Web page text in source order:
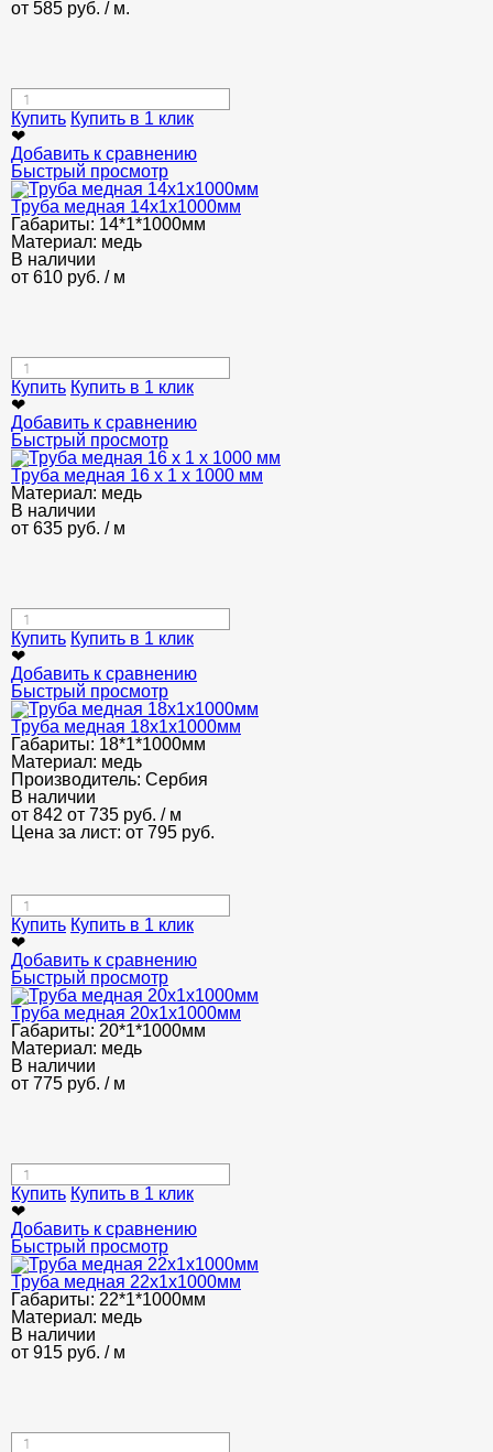
от 585 руб. / м.
Купить Купить в 1 клик
❤
Добавить к сравнению
Быстрый просмотр
Труба медная 14x1x1000мм
Габариты: 14*1*1000мм
Материал: медь
В наличии
от 610 руб. / м
Купить Купить в 1 клик
❤
Добавить к сравнению
Быстрый просмотр
Труба медная 16 x 1 x 1000 мм
Материал: медь
В наличии
от 635 руб. / м
Купить Купить в 1 клик
❤
Добавить к сравнению
Быстрый просмотр
Труба медная 18x1x1000мм
Габариты: 18*1*1000мм
Материал: медь
Производитель: Сербия
В наличии
от 842 от 735 руб. / м
Цена за лист: от 795 руб.
Купить Купить в 1 клик
❤
Добавить к сравнению
Быстрый просмотр
Труба медная 20x1x1000мм
Габариты: 20*1*1000мм
Материал: медь
В наличии
от 775 руб. / м
Купить Купить в 1 клик
❤
Добавить к сравнению
Быстрый просмотр
Труба медная 22x1x1000мм
Габариты: 22*1*1000мм
Материал: медь
В наличии
от 915 руб. / м